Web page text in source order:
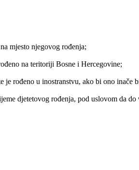
mjesto njegovog rođenja;
na teritoriji Bosne i Hercegovine;
rođeno u inostranstvu, ako bi ono inače
djetetovog rođenja, pod uslovom da